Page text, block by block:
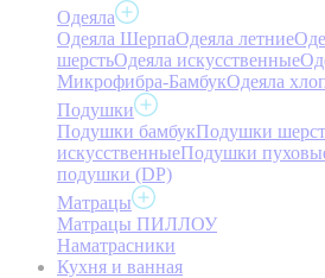
Одеяла
Одеяла ШерпаОдеяла летние
шерстьОдеяла искусственные
Микрофибра-БамбукОдеяла
Подушки
Подушки бамбукПодушки
искусственныеПодушки
подушки (DP)
Матрацы
Матрацы ПИЛЛОУ
Наматрасники
Кухня и ванная